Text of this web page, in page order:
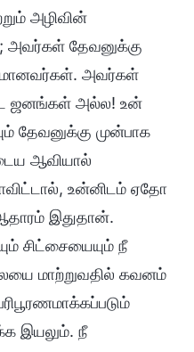
அழிவின்
அவர்கள் தேவனுக்கு
அவர்கள்
ஜனங்கள் அல்ல! உன்
தேவனுக்கு முன்பாக
ஆவியால்
உன்னிடம் ஏதோ
இதுதான்.
சிட்சையையும் நீ
மாற்றுவதில் கவனம்
இயலும். நீ